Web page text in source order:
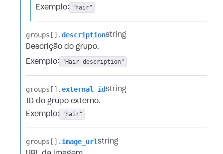
Exemplo: "hair"
groups[].​descriptionstring
Descrição do grupo.
Exemplo: "Hair description"
groups[].​external_idstring
ID do grupo externo.
Exemplo: "hair"
groups[].​ image_urlstring